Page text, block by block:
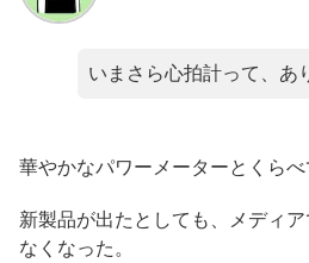
いまさら心拍計って、あ
華やかなパワーメーターとくらべ
新製品が出たとしても、メディ
なくなった。